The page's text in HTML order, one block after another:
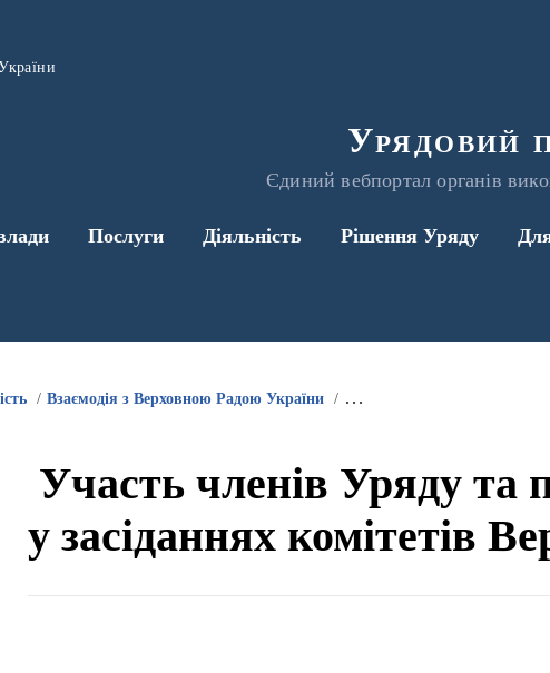
Урядовий
Єдиний вебпортал органів
Послуги Діяльність Рішення Уряду
Взаємодія з Верховною Радою України Інформація про участь
Участь членів Уряду
у засіданнях комітетів